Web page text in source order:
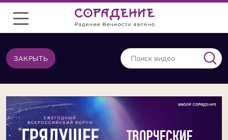
Меню
ЗАКРЫТЬ
ВИДЕО ИЗ ТОЙ ЖЕ КАТЕГОРИИ